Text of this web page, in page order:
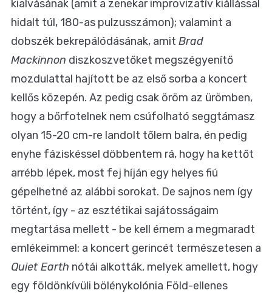
kialvásának (amit a zenekar improvizatív kiállással
hidalt túl, 180-as pulzusszámon); valamint a
dobszék bekrepálódásának, amit Brad
Mackinnon diszkoszvetőket megszégyenítő
mozdulattal hajított be az első sorba a koncert
kellős közepén. Az pedig csak öröm az ürömben,
hogy a bőrfotelnek nem csúfolható seggtámasz
olyan 15-20 cm-re landolt tőlem balra, én pedig
enyhe fáziskéssel döbbentem rá, hogy ha kettőt
arrébb lépek, most fej híján egy helyes fiú
gépelhetné az alábbi sorokat. De sajnos nem így
történt, így - az esztétikai sajátosságaim
megtartása mellett - be kell érnem a megmaradt
emlékeimmel: a koncert gerincét természetesen a
Quiet Earth nótái alkották, melyek amellett, hogy
egy földönkívüli bölénykolónia Föld-ellenes